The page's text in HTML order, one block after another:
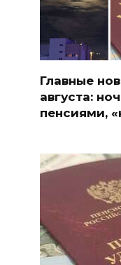
Главные
августа:
пенсиями,